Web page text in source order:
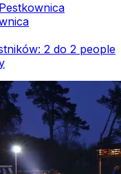
2 do 2 people